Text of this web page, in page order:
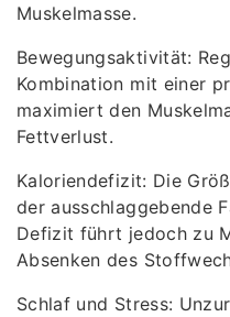
Muskelmasse.
Bewegungsaktivität:
Kombination mit einer
maximiert den
Fettverlust.
Kaloriendefizit: Die
der ausschlaggebende
Defizit führt jedoch zu
Absenken des
Schlaf und Stress: